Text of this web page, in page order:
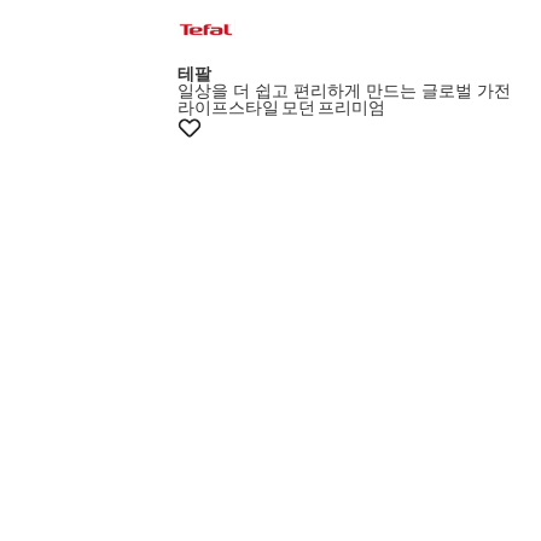
+10%쿠폰
테팔
일상을 더 쉽고 편리하게 만드는 글로벌 가전
라이프스타일 모던 프리미엄